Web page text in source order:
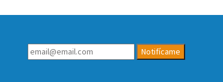
Notifícame